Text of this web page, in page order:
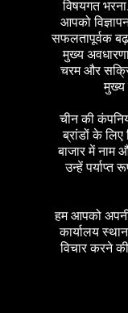
विषयगत
आपको
सफलतापूर्वक
मुख्य
चरम और
मुख्य
चीन की
ब्रांडों के
बाजार में नाम
उन्हें पर्याप्त
हम आपको अपनी
कार्यालय
विचार करने